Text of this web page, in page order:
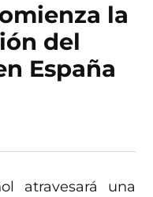
la
del
España
atravesará una